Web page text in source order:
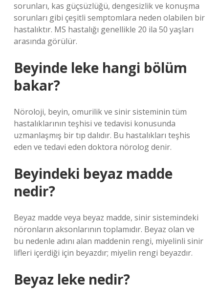
sorunları, kas güçsüzlüğü, dengesizlik ve konuşma
sorunları gibi çeşitli semptomlara neden olabilen bir
hastalıktır. MS hastalığı genellikle 20 ila 50 yaşları
arasında görülür.
Beyinde leke hangi bölüm
bakar?
Nöroloji, beyin, omurilik ve sinir sisteminin tüm
hastalıklarının teşhisi ve tedavisi konusunda
uzmanlaşmış bir tıp dalıdır. Bu hastalıkları teşhis
eden ve tedavi eden doktora nörolog denir.
Beyindeki beyaz madde
nedir?
Beyaz madde veya beyaz madde, sinir sistemindeki
nöronların aksonlarının toplamıdır. Beyaz olan ve
bu nedenle adını alan maddenin rengi, miyelinli sinir
lifleri içerdiği için beyazdır; miyelin rengi beyazdır.
Beyaz leke nedir?